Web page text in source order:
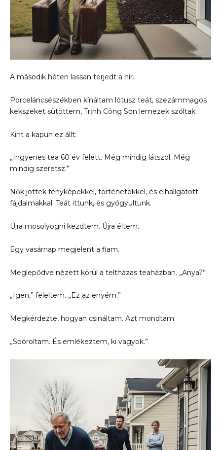
A második héten lassan terjedt a hír.
Porceláncsészékben kínáltam lótusz teát, szezámmagos
kekszeket sütöttem, Trịnh Công Sơn lemezek szóltak.
Kint a kapun ez állt:
„Ingyenes tea 60 év felett. Még mindig látszol. Még
mindig szeretsz.”
Nők jöttek fényképekkel, történetekkel, és elhallgatott
fájdalmakkal. Teát ittunk, és gyógyultunk.
Újra mosolyogni kezdtem. Újra éltem.
Egy vasárnap megjelent a fiam.
Meglepődve nézett körül a teltházas teaházban. „Anya?”
„Igen,” feleltem. „Ez az enyém.”
Megkérdezte, hogyan csináltam. Azt mondtam:
„Spóroltam. És emlékeztem, ki vagyok.”